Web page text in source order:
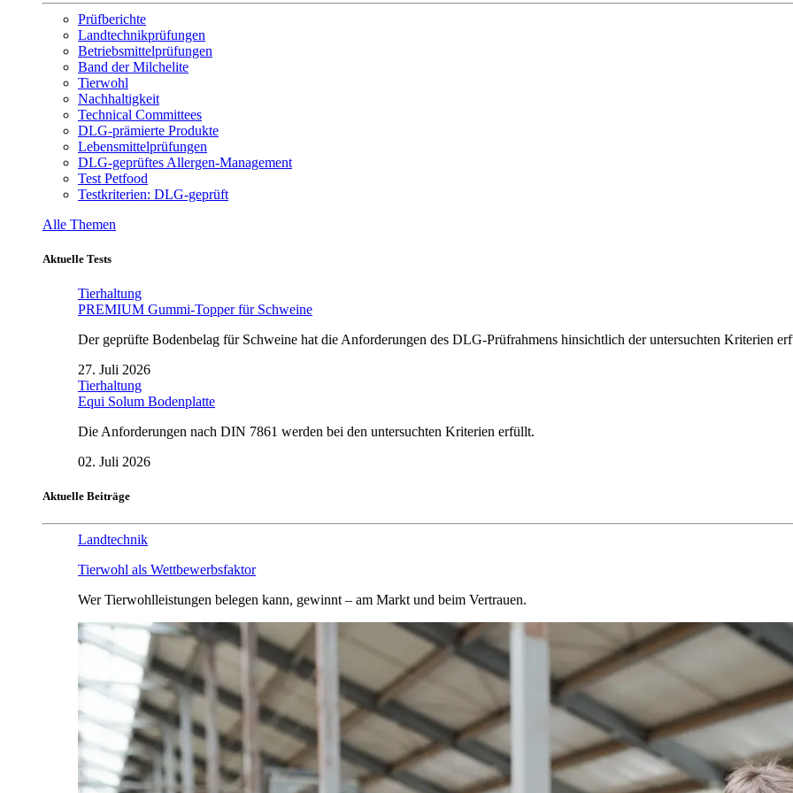
Prüfberichte
Landtechnikprüfungen
Betriebsmittelprüfungen
Band der Milchelite
Tierwohl
Nachhaltigkeit
Technical Committees
DLG-prämierte Produkte
Lebensmittelprüfungen
DLG-geprüftes Allergen-Management
Test Petfood
Testkriterien: DLG-geprüft
Alle Themen
Aktuelle Tests
Tierhaltung
PREMIUM Gummi-Topper für Schweine
Der geprüfte Bodenbelag für Schweine hat die Anforderungen des DLG-Prüfrahmens hinsichtlich der untersuchten Kriterien
27. Juli 2026
Tierhaltung
Equi Solum Bodenplatte
Die Anforderungen nach DIN 7861 werden bei den untersuchten Kriterien erfüllt.
02. Juli 2026
Aktuelle Beiträge
Landtechnik
Tierwohl als Wettbewerbsfaktor
Wer Tierwohlleistungen belegen kann, gewinnt – am Markt und beim Vertrauen.